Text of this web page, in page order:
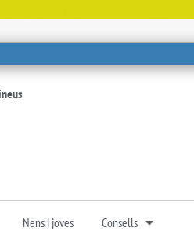
Nens i joves Consells